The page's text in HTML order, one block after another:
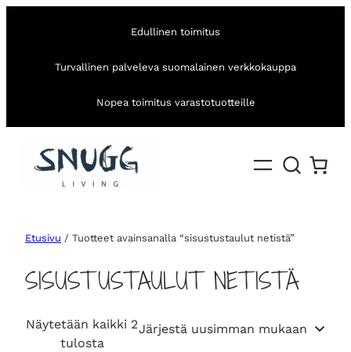
Edullinen toimitus
Turvallinen palveleva suomalainen verkkokauppa
Nopea toimitus varastotuotteille
Etusivu / Tuotteet avainsanalla “sisustustaulut netistä”
SISUSTUSTAULUT NETISTÄ
Näytetään kaikki 2
tulostaS